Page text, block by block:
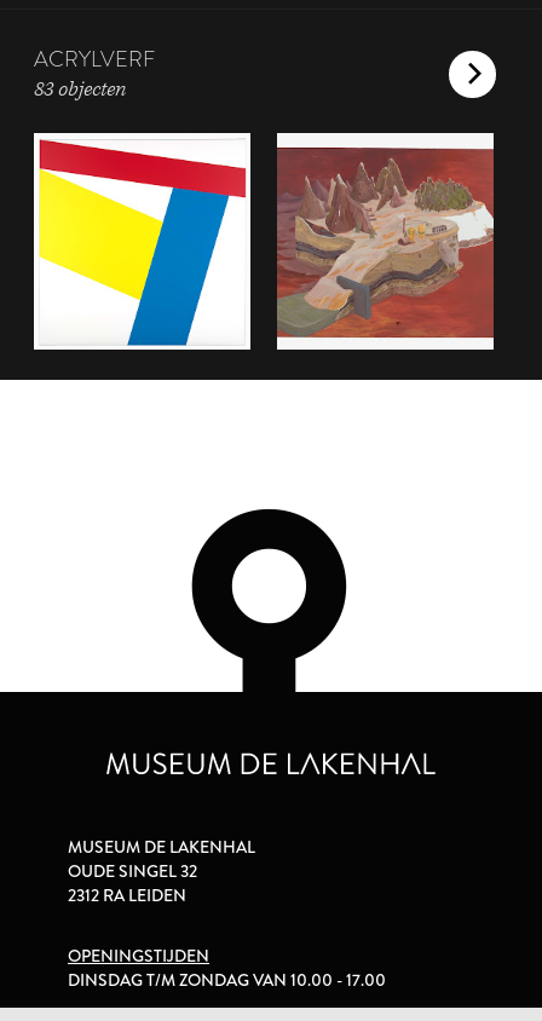
ACRYLVERF
83 objecten
MUSEUM DE LAKENHAL
OUDE SINGEL 32
2312 RA LEIDEN
OPENINGSTIJDEN
DINSDAG T/M ZONDAG VAN 10.00 - 17.00